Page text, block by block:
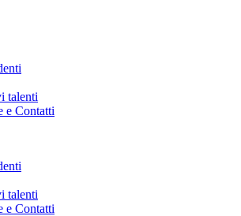
talenti
e Contatti
talenti
e Contatti